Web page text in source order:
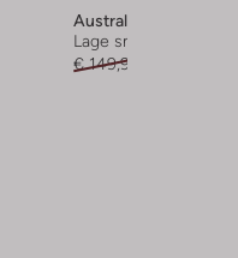
Australian
Lage sneakers
€ 149,99